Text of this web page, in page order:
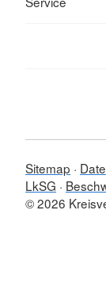
Sitemap
LkSG
© 2026